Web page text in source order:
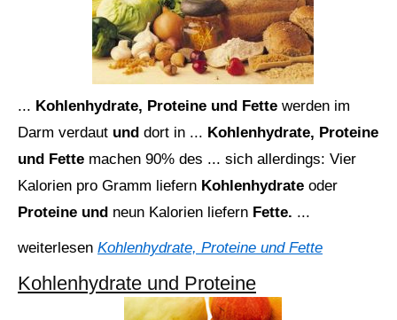
... Kohlenhydrate, Proteine und Fette werden im
Darm verdaut und dort in ... Kohlenhydrate, Proteine
und Fette machen 90% des ... sich allerdings: Vier
Kalorien pro Gramm liefern Kohlenhydrate oder
Proteine und neun Kalorien liefern Fette. ...
weiterlesen Kohlenhydrate, Proteine und Fette
Kohlenhydrate und Proteine